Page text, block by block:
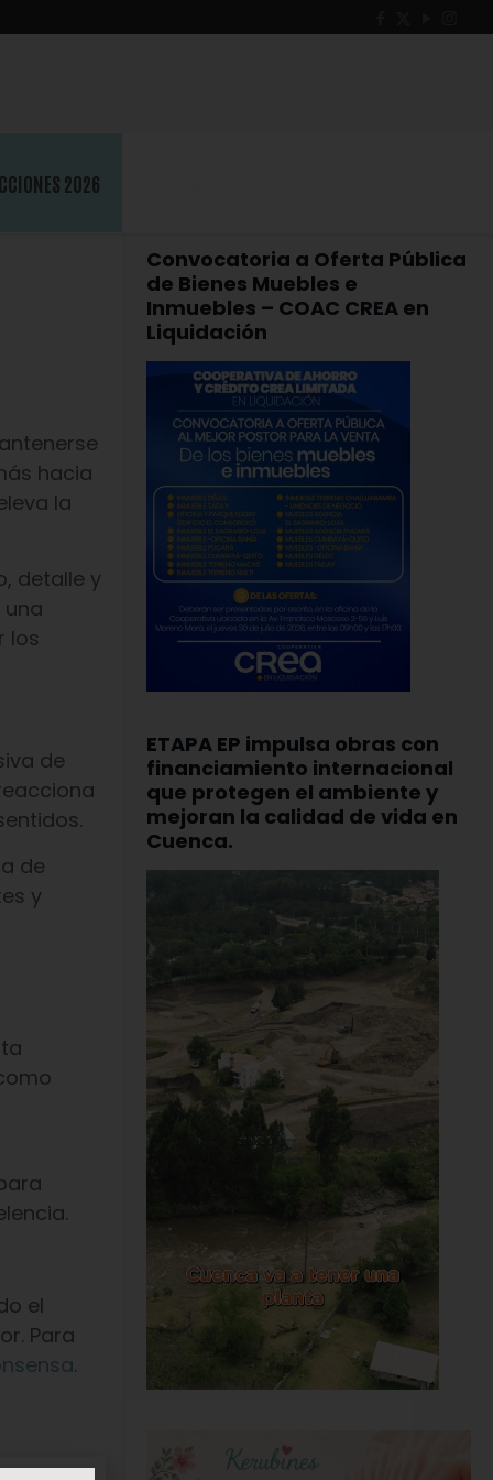
2026
hacia
la
detalle y
los
de
de
y
el
Para
.
Convocatoria a Oferta Pública
de Bienes Muebles e
Inmuebles – COAC CREA en
Liquidación
ETAPA EP impulsa obras con
financiamiento internacional
que protegen el ambiente y
mejoran la calidad de vida en
Cuenca.